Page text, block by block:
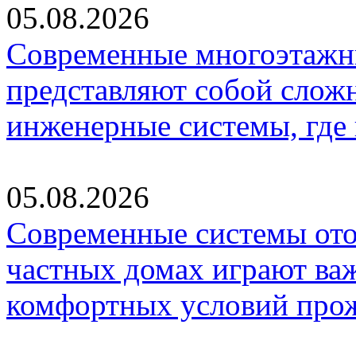
05.08.2026
Современные
представляют собой
инженерные системы,
05.08.2026
Современные системы
частных домах играют
комфортных условий